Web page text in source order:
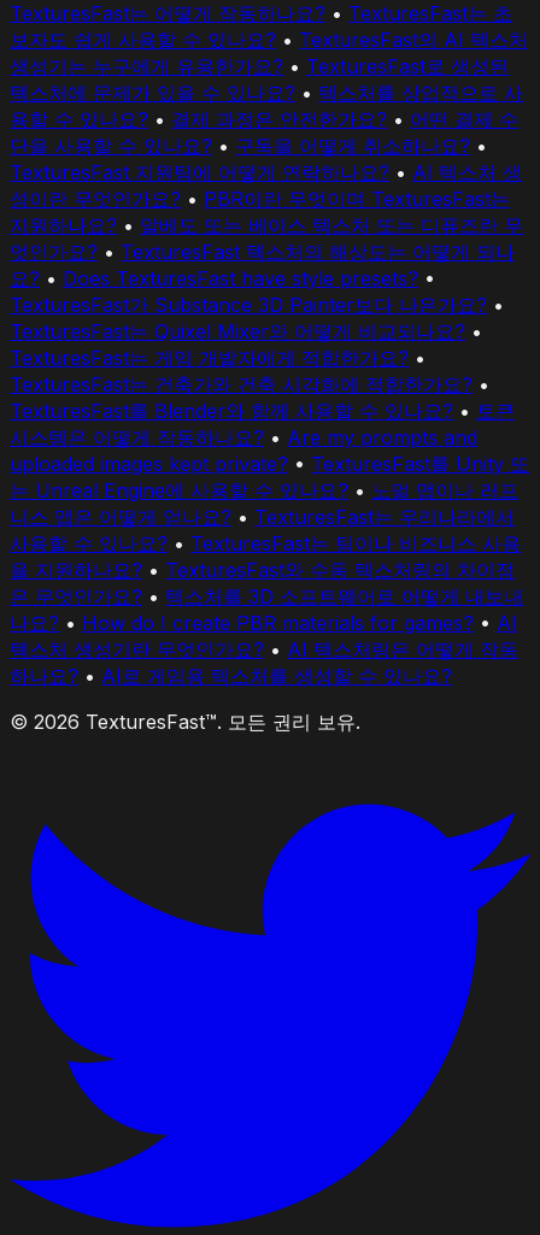
TexturesFast는 어떻게 작동하나요? • TexturesFast는 초
보자도 쉽게 사용할 수 있나요? • TexturesFast의 AI 텍스처
생성기는 누구에게 유용한가요? • TexturesFast로 생성된
텍스처에 문제가 있을 수 있나요? • 텍스처를 상업적으로 사
용할 수 있나요? • 결제 과정은 안전한가요? • 어떤 결제 수
단을 사용할 수 있나요? • 구독을 어떻게 취소하나요? •
TexturesFast 지원팀에 어떻게 연락하나요? • AI 텍스처 생
성이란 무엇인가요? • PBR이란 무엇이며 TexturesFast는
지원하나요? • 알베도 또는 베이스 텍스처 또는 디퓨즈란 무
엇인가요? • TexturesFast 텍스처의 해상도는 어떻게 되나
요? • Does TexturesFast have style presets? •
TexturesFast가 Substance 3D Painter보다 나은가요? •
TexturesFast는 Quixel Mixer와 어떻게 비교되나요? •
TexturesFast는 게임 개발자에게 적합한가요? •
TexturesFast는 건축가와 건축 시각화에 적합한가요? •
TexturesFast를 Blender와 함께 사용할 수 있나요? • 토큰
시스템은 어떻게 작동하나요? • Are my prompts and
uploaded images kept private? • TexturesFast를 Unity 또
는 Unreal Engine에 사용할 수 있나요? • 노멀 맵이나 러프
니스 맵은 어떻게 얻나요? • TexturesFast는 우리나라에서
사용할 수 있나요? • TexturesFast는 팀이나 비즈니스 사용
을 지원하나요? • TexturesFast와 수동 텍스처링의 차이점
은 무엇인가요? • 텍스처를 3D 소프트웨어로 어떻게 내보내
나요? • How do I create PBR materials for games? • AI
텍스처 생성기란 무엇인가요? • AI 텍스처링은 어떻게 작동
하나요? • AI로 게임용 텍스처를 생성할 수 있나요?
© 2026 TexturesFast™. 모든 권리 보유.